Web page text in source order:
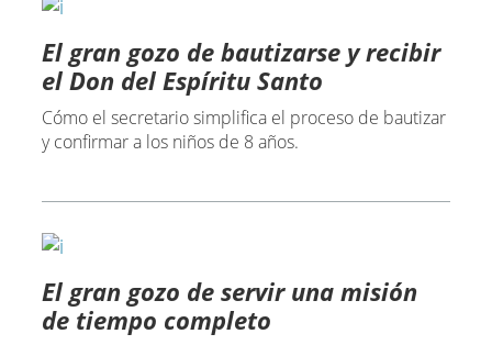
El gran gozo de bautizarse y recibir
el Don del Espíritu Santo
Cómo el secretario simplifica el proceso de bautizar
y confirmar a los niños de 8 años.
El gran gozo de servir una misión
de tiempo completo